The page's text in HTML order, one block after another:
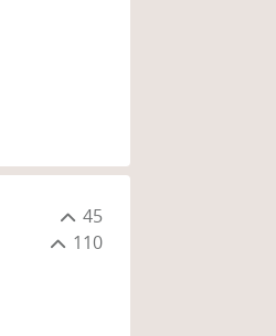
45
110